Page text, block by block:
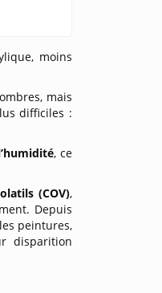
moins
mais
difficiles :
, ce
(COV),
Depuis
peintures,
disparition